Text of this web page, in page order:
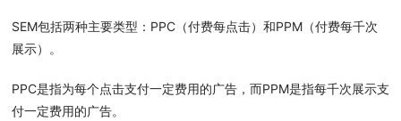
SEM包括两种主要类型：PPC（付费每点击）和PPM（付费每千次
展示）。
PPC是指为每个点击支付一定费用的广告，而PPM是指每千次展示支
付一定费用的广告。